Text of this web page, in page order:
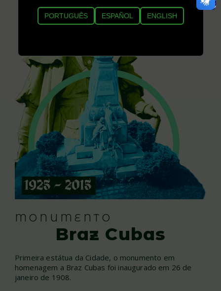
PORTUGUÊS ESPAÑOL ENGLISH
MONUMENTO
Braz Cubas
Primeira estátua da Cidade, o monumento em
homenagem a Braz Cubas foi inaugurado em 26 de
janeiro de 1908.